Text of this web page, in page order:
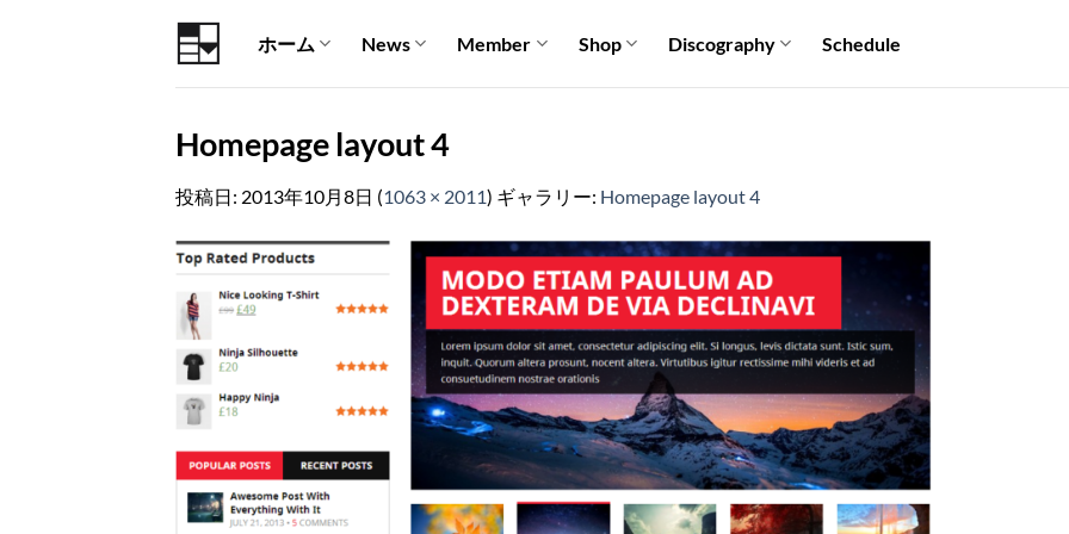
ホーム News Member Shop Discography Schedule
Homepage layout 4
投稿日: 2013年10月8日 (1063 × 2011) ギャラリー: Homepage layout 4